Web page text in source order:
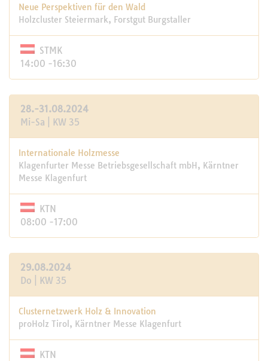
Neue Perspektiven für den Wald
Holzcluster Steiermark, Forstgut Burgstaller
STMK
14:00 -16:30
28.-31.08.2024
Mi-Sa | KW 35
Internationale Holzmesse
Klagenfurter Messe Betriebsgesellschaft mbH, Kärntner
Messe Klagenfurt
KTN
08:00 -17:00
29.08.2024
Do | KW 35
Clusternetzwerk Holz & Innovation
proHolz Tirol, Kärntner Messe Klagenfurt
KTN